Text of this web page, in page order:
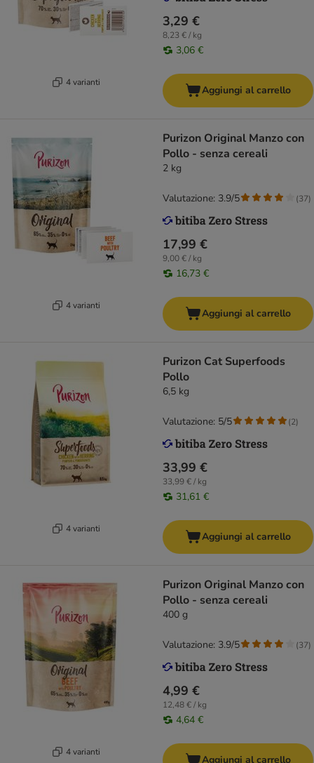
4 varianti
3,29 €
8,23 € / kg
3,06 €
Aggiungi al carrello
4 varianti
Purizon Original Manzo con
Pollo - senza cereali
2 kg
17,99 €
9,00 € / kg
16,73 €
Valutazione: 3.9/5 (37)
Aggiungi al carrello
4 varianti
Purizon Cat Superfoods
Pollo
6,5 kg
33,99 €
33,99 € / kg
31,61 €
Valutazione: 5/5 (2)
Aggiungi al carrello
4 varianti
Purizon Original Manzo con
Pollo - senza cereali
400 g
4,99 €
12,48 € / kg
4,64 €
Valutazione: 3.9/5 (37)
Aggiungi al carrello